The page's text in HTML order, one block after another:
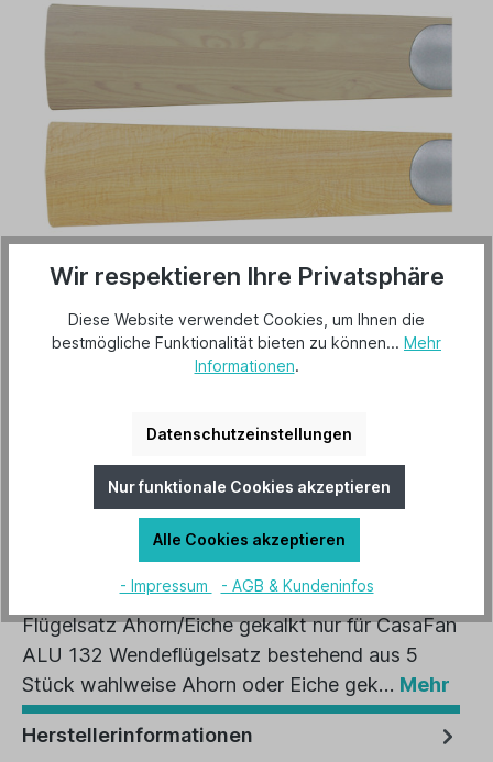
34,00 €*
Lieferzeit 3-5 Tage
Beschreibung
Flügelsatz Ahorn/Eiche gekalkt nur für CasaFan
ALU 132 Wendeflügelsatz bestehend aus 5
Stück wahlweise Ahorn oder Eiche gek… Mehr
Herstellerinformationen
Wir respektieren Ihre Privatsphäre
Diese Website verwendet Cookies, um Ihnen die
bestmögliche Funktionalität bieten zu können... Mehr
Informationen.
Datenschutzeinstellungen
Nur funktionale Cookies akzeptieren
Alle Cookies akzeptieren
- Impressum - AGB & Kundeninfos